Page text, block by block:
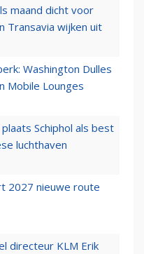
maand dicht voor
Transavia wijken uit
Washington Dulles
Mobile Lounges
Schiphol als best
luchthaven
2027 nieuwe route
directeur KLM Erik